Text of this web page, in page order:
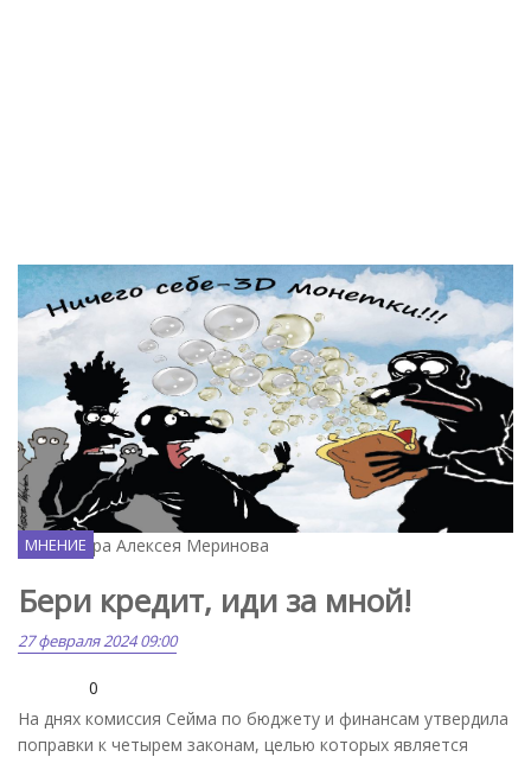
Карикатура Алексея Меринова
МНЕНИЕ
Бери кредит, иди за мной!
27 февраля 2024 09:00
0
На днях комиссия Сейма по бюджету и финансам утвердила
поправки к четырем законам, целью которых является